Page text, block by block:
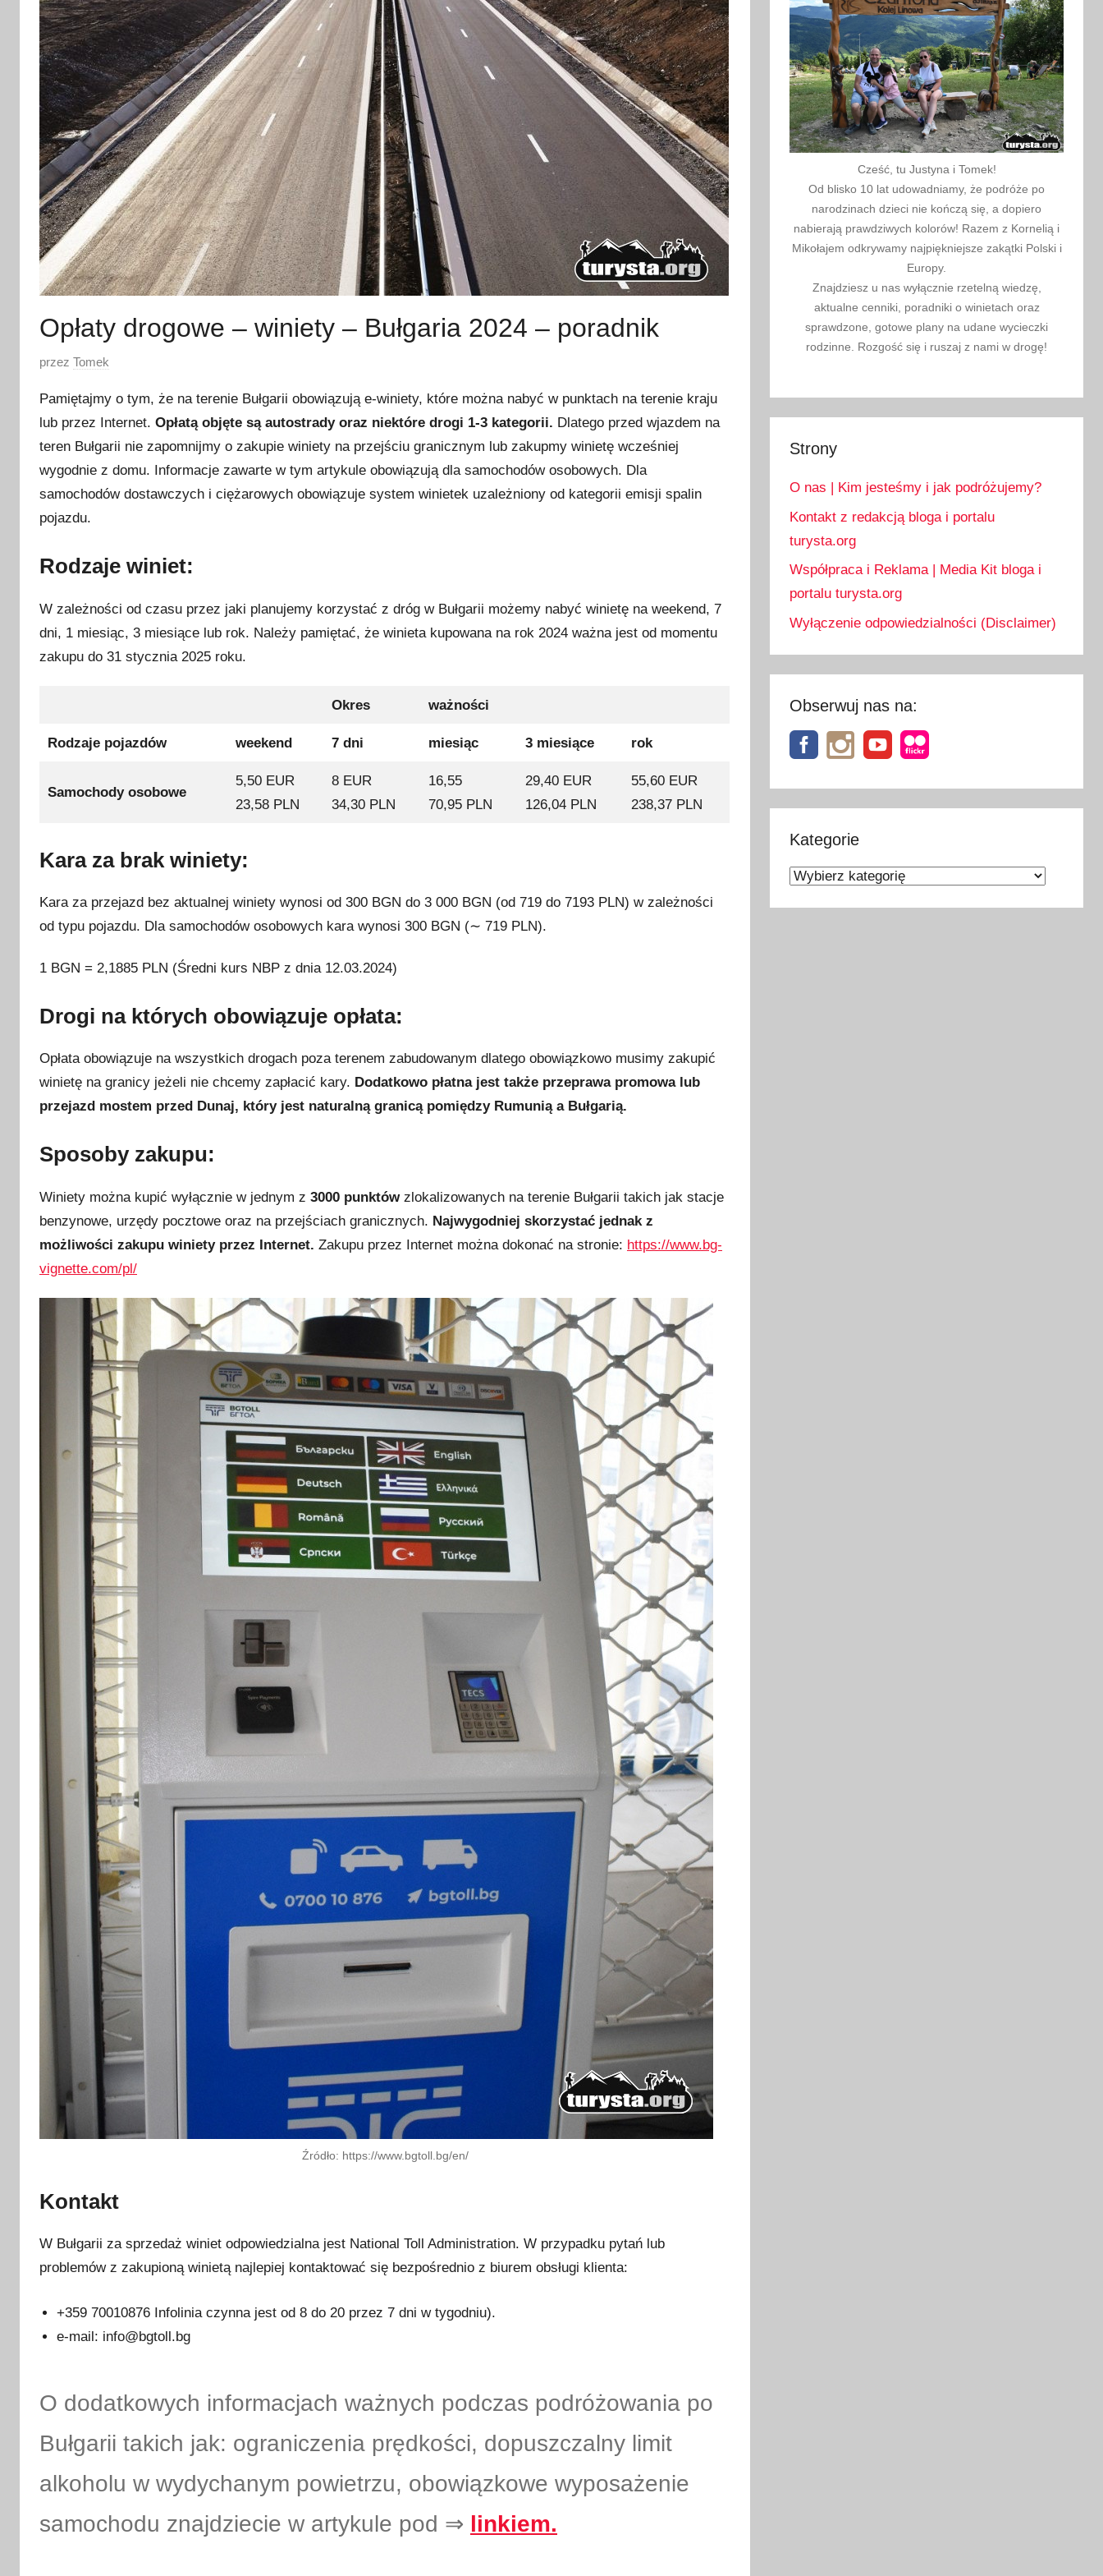
Opłaty drogowe – winiety – Bułgaria 2024 – poradnik
O
u
b
l
i
k
n
1
3
m
przez Tomek
Pamiętajmy o tym, że na terenie Bułgarii obowiązują e-winiety, które można nabyć w punktach na terenie kraju
lub przez Internet. Opłatą objęte są autostrady oraz niektóre drogi 1-3 kategorii. Dlatego przed wjazdem na
teren Bułgarii nie zapomnijmy o zakupie winiety na przejściu granicznym lub zakupmy winietę wcześniej
wygodnie z domu. Informacje zawarte w tym artykule obowiązują dla samochodów osobowych. Dla
samochodów dostawczych i ciężarowych obowiązuje system winietek uzależniony od kategorii emisji spalin
pojazdu.
Rodzaje winiet:
W zależności od czasu przez jaki planujemy korzystać z dróg w Bułgarii możemy nabyć winietę na weekend, 7
dni, 1 miesiąc, 3 miesiące lub rok. Należy pamiętać, że winieta kupowana na rok 2024 ważna jest od momentu
zakupu do 31 stycznia 2025 roku.
Okres ważności
Rodzaje pojazdów weekend 7 dni miesiąc 3 miesiące rok
Samochody osobowe
5,50 EUR
23,58 PLN
8 EUR
34,30 PLN
16,55
70,95 PLN
29,40 EUR
126,04 PLN
55,60 EUR
238,37 PLN
Kara za brak winiety:
Kara za przejazd bez aktualnej winiety wynosi od 300 BGN do 3 000 BGN (od 719 do 7193 PLN) w zależności
od typu pojazdu. Dla samochodów osobowych kara wynosi 300 BGN (∼ 719 PLN).
1 BGN = 2,1885 PLN (Średni kurs NBP z dnia 12.03.2024)
Drogi na których obowiązuje opłata:
Opłata obowiązuje na wszystkich drogach poza terenem zabudowanym dlatego obowiązkowo musimy zakupić
winietę na granicy jeżeli nie chcemy zapłacić kary. Dodatkowo płatna jest także przeprawa promowa lub
przejazd mostem przed Dunaj, który jest naturalną granicą pomiędzy Rumunią a Bułgarią.
Sposoby zakupu:
Winiety można kupić wyłącznie w jednym z 3000 punktówzlokalizowanych na terenie Bułgarii takich jak stacje
benzynowe, urzędy pocztowe oraz na przejściach granicznych. Najwygodniej skorzystać jednak z
możliwości zakupu winiety przez Internet. Zakupu przez Internet można dokonać na stronie: https://www.bg-
vignette.com/pl/
Źródło: https://www.bgtoll.bg/en/
Kontakt
W Bułgarii za sprzedaż winiet odpowiedzialna jest National Toll Administration. W przypadku pytań lub
problemów z zakupioną winietą najlepiej kontaktować się bezpośrednio z biurem obsługi klienta:
+359 70010876 Infolinia czynna jest od 8 do 20 przez 7 dni w tygodniu).
e-mail: info@bgtoll.bg
O dodatkowych informacjach ważnych podczas podróżowania po
Bułgarii takich jak: ograniczenia prędkości, dopuszczalny limit
alkoholu w wydychanym powietrzu, obowiązkowe wyposażenie
samochodu znajdziecie w artykule pod ⇒ linkiem.
Cześć, tu Justyna i Tomek!
Od blisko 10 lat udowadniamy, że podróże po
narodzinach dzieci nie kończą się, a dopiero
nabierają prawdziwych kolorów! Razem z Kornelią i
Mikołajem odkrywamy najpiękniejsze zakątki Polski i
Europy.
Znajdziesz u nas wyłącznie rzetelną wiedzę,
aktualne cenniki, poradniki o winietach oraz
sprawdzone, gotowe plany na udane wycieczki
rodzinne. Rozgość się i ruszaj z nami w drogę!
Strony
O nas | Kim jesteśmy i jak podróżujemy?
Kontakt z redakcją bloga i portalu
turysta.org
Współpraca i Reklama | Media Kit bloga i
portalu turysta.org
Wyłączenie odpowiedzialności (Disclaimer)
Obserwuj nas na:
Kategorie
Kategorie